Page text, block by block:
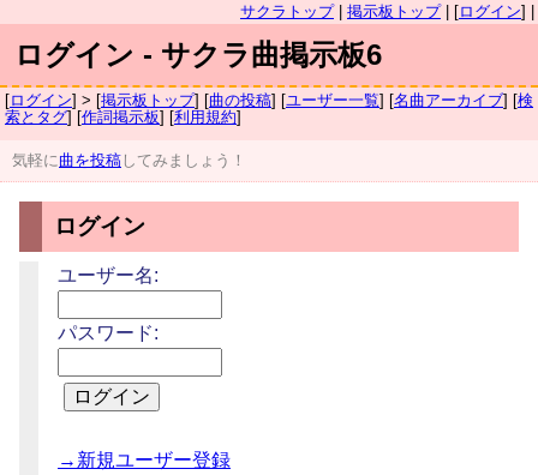
サクラトップ| 掲示板トップ| [ログイン] |
ログイン - サクラ曲掲示板6
[ログイン] > [掲示板トップ] [曲の投稿] [ユーザー一覧] [名曲アーカイブ] [検
索とタグ] [作詞掲示板] [利用規約]
気軽に曲を投稿 してみましょう！
ログイン
ユーザー名:
パスワード:
→新規ユーザー登録